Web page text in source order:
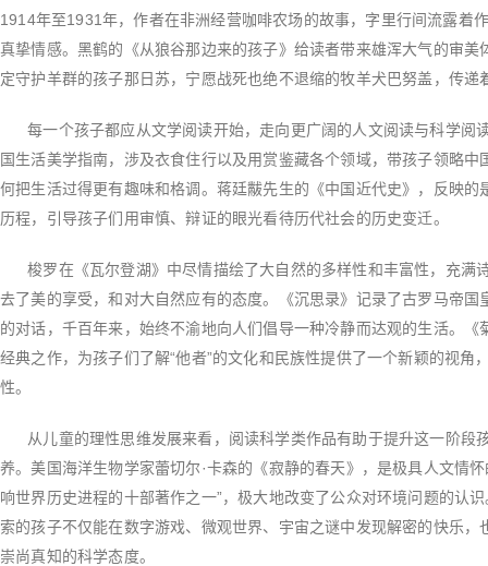
1914年至1931年，作者在非洲经营咖啡农场的故事，字里行间流露着
真挚情感。黑鹤的《从狼谷那边来的孩子》给读者带来雄浑大气的审美
定守护羊群的孩子那日苏，宁愿战死也绝不退缩的牧羊犬巴努盖，传递
每一个孩子都应从文学阅读开始，走向更广阔的人文阅读与科学阅
国生活美学指南，涉及衣食住行以及用赏鉴藏各个领域，带孩子领略中
何把生活过得更有趣味和格调。蒋廷黻先生的《中国近代史》，反映的
历程，引导孩子们用审慎、辩证的眼光看待历代社会的历史变迁。
梭罗在《瓦尔登湖》中尽情描绘了大自然的多样性和丰富性，充满
去了美的享受，和对大自然应有的态度。《沉思录》记录了古罗马帝国
的对话，千百年来，始终不渝地向人们倡导一种冷静而达观的生活。《
经典之作，为孩子们了解“他者”的文化和民族性提供了一个新颖的视角
性。
从儿童的理性思维发展来看，阅读科学类作品有助于提升这一阶段
养。美国海洋生物学家蕾切尔·卡森的《寂静的春天》，是极具人文情
响世界历史进程的十部著作之一”，极大地改变了公众对环境问题的认
索的孩子不仅能在数字游戏、微观世界、宇宙之谜中发现解密的快乐，
崇尚真知的科学态度。